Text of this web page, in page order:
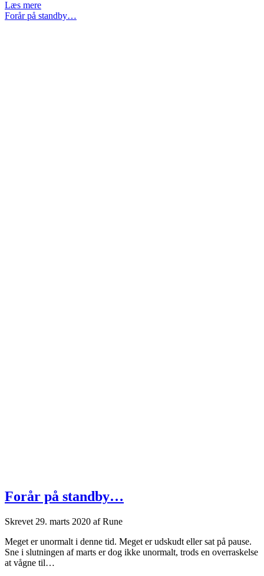
Læs mereSkovanemonerne
dækker
Forår på standby…
Forår på standby…
Skrevet 29. marts 2020 afRune
Meget er unormalt i denne tid. Meget er udskudt eller sat på pause.
Sne i slutningen af marts er dog ikke unormalt, trods en overraskelse
at vågne til…